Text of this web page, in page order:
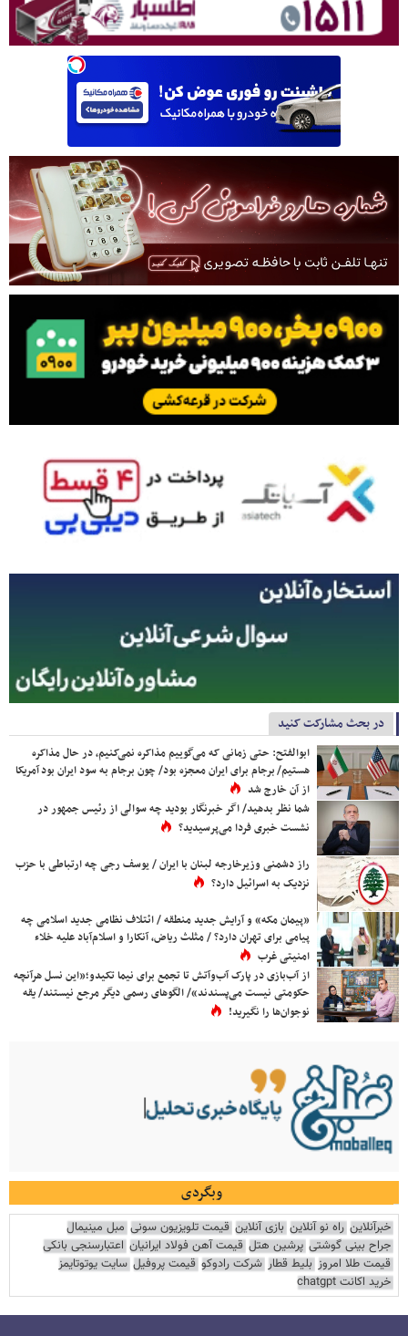
در بحث مشارکت کنید
ابوالفتح: حتی زمانی که می‌گوییم مذاکره نمی‌کنیم، در حال مذاکره
هستیم/ برجام برای ایران معجزه بود/ چون برجام به سود ایران بود آمریکا
از آن خارج شد
شما نظر بدهید/ اگر خبرنگار بودید چه سوالی از رئیس جمهور در
نشست خبری فردا می‌پرسیدید؟
راز دشمنی وزیرخارجه لبنان با ایران / یوسف رجی چه ارتباطی با حزب
نزدیک به اسرائیل دارد؟
«پیمان مکه» و آرایش جدید منطقه / ائتلاف نظامی جدید اسلامی چه
پیامی برای تهران دارد؟ / مثلث ریاض، آنکارا و اسلام‌آباد علیه خلاء
امنیتی غرب
از آب‌بازی در پارک آب‌وآتش تا تجمع برای نیما تکیدو؛«این نسل هرآنچه
حکومتی نیست می‌پسندند»/ الگوهای رسمی دیگر مرجع نیستند/ یقه
نوجوان‌ها را نگیرید!
وبگردی
خبرآنلاین راه نو آنلاین بازی آنلاین قیمت تلویزیون سونی مبل مینیمال
جراح بینی گوشتی پرشین هتل قیمت آهن فولاد ایرانیان اعتبارسنجی بانکی
قیمت طلا امروز بلیط قطار شرکت رادوکو قیمت پروفیل سایت یوتوتایمز
خرید اکانت chatgpt